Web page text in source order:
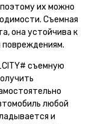
их можно
Съемная
она устойчива к
съемную
любой
и